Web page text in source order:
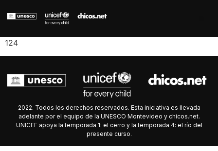
124
2022. Todos los derechos reservados. Esta iniciativa es llevada
adelante por el equipo de la UNESCO Montevideo y chicos.net.
UNICEF apoya la temporada 1: el cerro y la temporada 4: el río del
presente curso.